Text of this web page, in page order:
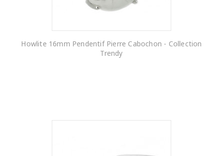
Howlite 16mm Pendentif Pierre Cabochon - Collection
Trendy